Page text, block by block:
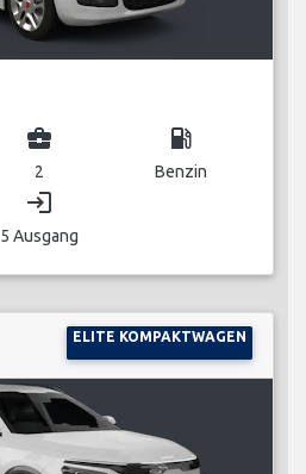
business_center
2
local_gas_station
Benzin
login
5 Ausgang
ELITE KOMPAKTWAGEN